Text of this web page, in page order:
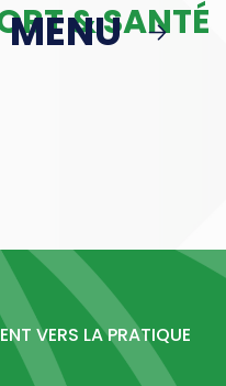
Niveau
MENU& SANTÉ
VERS LA PRATIQUE